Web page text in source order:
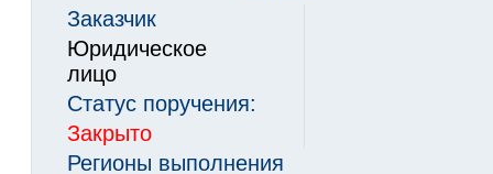
Заказчик
Юридическое
лицо
Статус поручения:
Закрыто
Регионы выполнения